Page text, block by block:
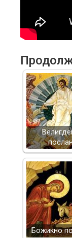
Божикно